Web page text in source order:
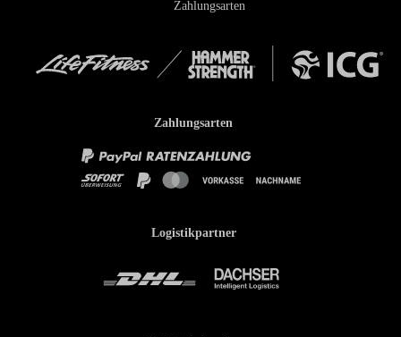
Zahlungsarten
Zahlungsarten
Logistikpartner